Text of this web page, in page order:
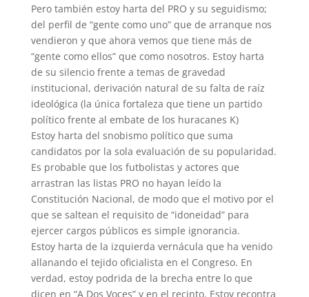
Pero también estoy harta del PRO y su seguidismo;
del perfil de “gente como uno” que de arranque nos
vendieron y que ahora vemos que tiene más de
“gente como ellos” que como nosotros. Estoy harta
de su silencio frente a temas de gravedad
institucional, derivación natural de su falta de raíz
ideológica (la única fortaleza que tiene un partido
político frente al embate de los huracanes K)
Estoy harta del snobismo político que suma
candidatos por la sola evaluación de su popularidad.
Es probable que los futbolistas y actores que
arrastran las listas PRO no hayan leído la
Constitución Nacional, de modo que el motivo por el
que se saltean el requisito de “idoneidad” para
ejercer cargos públicos es simple ignorancia.
Estoy harta de la izquierda vernácula que ha venido
allanando el tejido oficialista en el Congreso. En
verdad, estoy podrida de la brecha entre lo que
dicen en “A Dos Voces” y en el recinto. Estoy recontra